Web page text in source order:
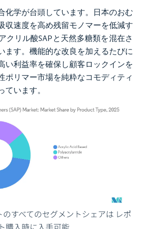
化学が台頭しています。日本のおむ
収速度を高め残留モノマーを低減す
クリル酸SAPと天然多糖類を混在さ
ます。機能的な改良を加えるたびに
い利益率を確保し顧客ロックインを
ポリマー市場を純粋なコモディティ
ています。
再利用にはCC BY 4.0の表示が必要です。